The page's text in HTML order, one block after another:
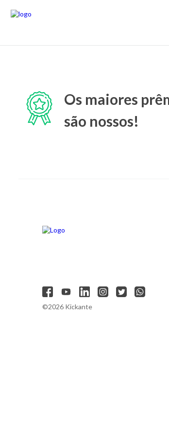
Os maiores
são nossos!
©2026 Kickante